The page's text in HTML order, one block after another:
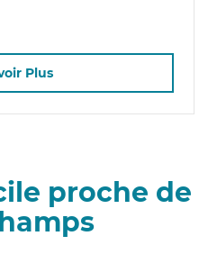
Plus
proche de